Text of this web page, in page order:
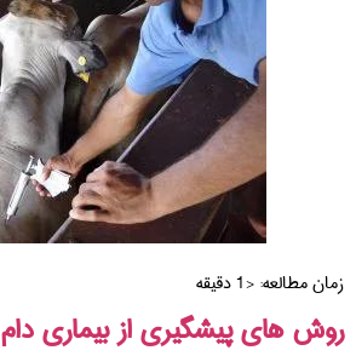
زمان مطالعه:< 1 دقیقه
روش های پیشگیری از بیماری دام